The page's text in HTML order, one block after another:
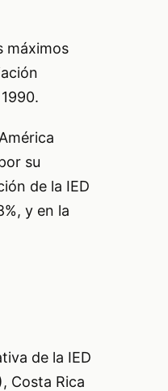
máximos
su
de la IED
y en la
de la IED
Costa Rica